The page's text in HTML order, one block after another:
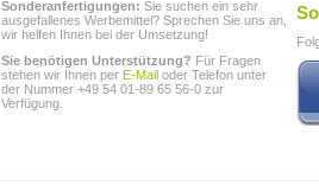
Sonderanfertigungen: Sie suchen ein sehr
ausgefallenes Werbemittel? Sprechen Sie uns an,
wir helfen Ihnen bei der Umsetzung!
Sie benötigen Unterstützung? Für Fragen
stehen wir Ihnen per E-Mail oder Telefon unter
der Nummer +49 54 01-89 65 56-0 zur
Verfügung.